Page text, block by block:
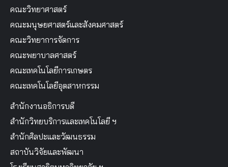
คณะวิทยาศาสตร์
คณะมนุษยศาสตร์และสังคมศาสตร์
คณะวิทยาการจัดการ
คณะพยาบาลศาสตร์
คณะเทคโนโลยีการเกษตร
คณะเทคโนโลยีอุตสาหกรรม
สำนักงานอธิการบดี
สำนักวิทยบริการและเทคโนโลยี ฯ
สำนักศิลปะและวัฒนธรรม
สถาบันวิจัยและพัฒนา